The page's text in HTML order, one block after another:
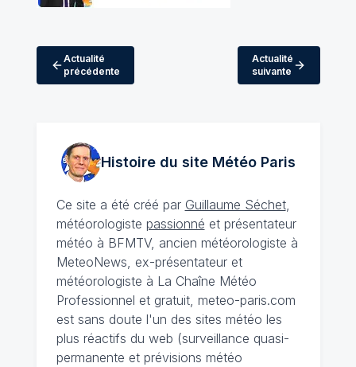
Actualité
précédente
Actualité
suivante
Histoire du site MétéoParis
Ce site a été créé par Guillaume Séchet,
météorologiste passionné et présentateur
météo à BFMTV, ancien météorologiste à
MeteoNews, ex-présentateur et
météorologiste à La Chaîne Météo
Professionnel et gratuit, meteo-paris.com
est sans doute l'un des sites météo les
plus réactifs du web (surveillance quasi-
permanente et prévisions météo